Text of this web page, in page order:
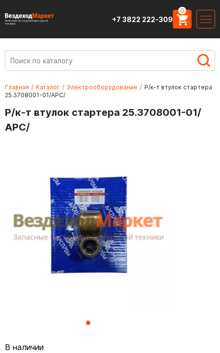
Запасные части для вездеходной
техники
+7 3822 222-309
0
Главная / Каталог / Электрооборудование / Р/к-т втулок стартера
25.3708001-01/АРС/
Р/к-т втулок стартера 25.3708001-01/
АРС/
В наличии